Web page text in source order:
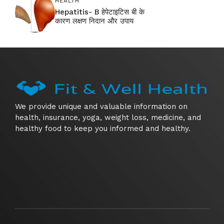
Hepatitis- B हेपेटाइटिस बी के
कारण लक्षण निदान और उपाय
We provide unique and valuable information on
health, insurance, yoga, weight loss, medicine, and
healthy food to keep you informed and healthy.